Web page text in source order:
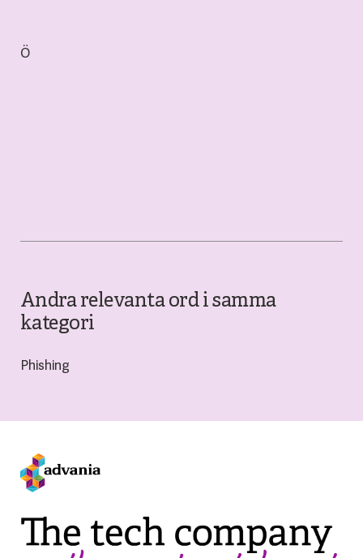
Ö
Andra relevanta ord i samma
kategori
Phishing